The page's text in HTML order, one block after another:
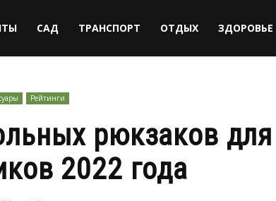
САД ТРАНСПОРТ ОТДЫХ ЗДОРОВЬЕ
Рейтинги
рюкзаков для
2022 года